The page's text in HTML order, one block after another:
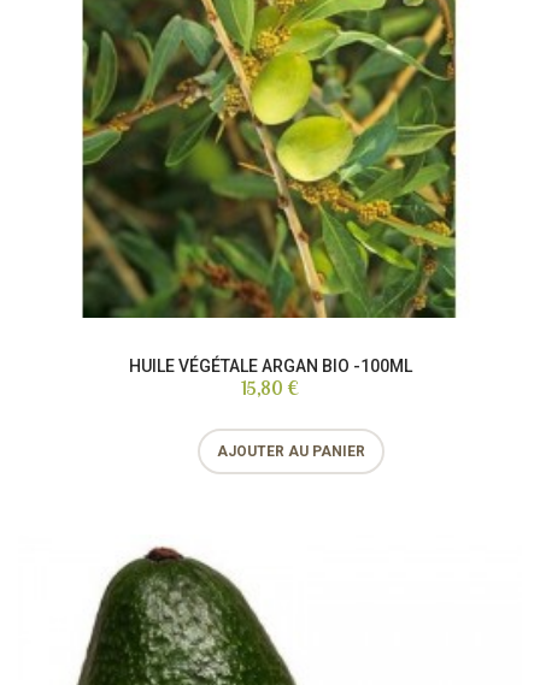
HUILE VÉGÉTALE ARGAN BIO -100ML
15,80 €
AJOUTER AU PANIER